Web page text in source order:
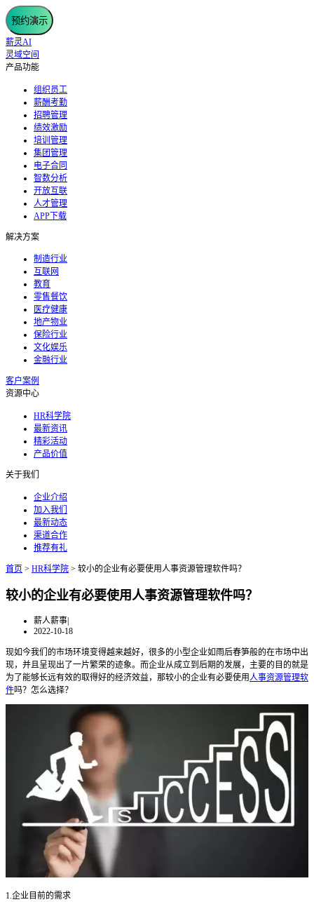
预约演示
薪灵AI
灵域空间
产品功能
组织员工
薪酬考勤
招聘管理
绩效激励
培训管理
集团管理
电子合同
智数分析
开放互联
人才管理
APP下载
解决方案
制造行业
互联网
教育
零售餐饮
医疗健康
地产物业
保险行业
文化娱乐
金融行业
客户案例
资源中心
HR科学院
最新资讯
精彩活动
产品价值
关于我们
企业介绍
加入我们
最新动态
渠道合作
推荐有礼
首页 > HR科学院 > 较小的企业有必要使用人事资源管理软件吗？
较小的企业有必要使用人事资源管理软件吗？
薪人薪事|
2022-10-18
现如今我们的市场环境变得越来越好，很多的小型企业如雨后春笋般的在市场中出
现，并且呈现出了一片繁荣的迹象。而企业从成立到后期的发展，主要的目的就是
为了能够长远有效的取得好的经济效益，那较小的企业有必要使用人事资源管理软
件吗？怎么选择？
1.企业目前的需求